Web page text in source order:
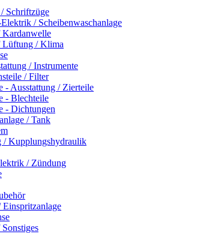
Schriftzüge
/ Scheibenwaschanlage
Kardanwelle
Lüftung / Klima
/ Instrumente
/ Filter
- Ausstattung / Zierteile
- Blechteile
- Dichtungen
/ Tank
/ Kupplungshydraulik
/ Zündung
Einspritzanlage